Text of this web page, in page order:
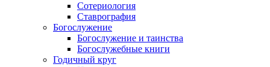
Сотериология
Ставрография
Богослужение
Богослужение и таинства
Богослужебные книги
Годичный круг